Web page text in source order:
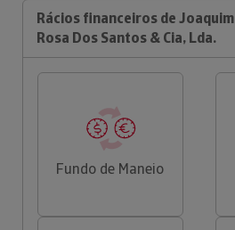
Rácios financeiros de Joaquim
Rosa Dos Santos & Cia, Lda.
Fundo de Maneio